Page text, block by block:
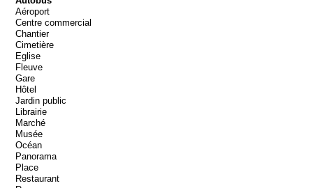
Aéroport
Centre commercial
Chantier
Cimetière
Eglise
Fleuve
Gare
Hôtel
Jardin public
Librairie
Marché
Musée
Océan
Panorama
Place
Restaurant